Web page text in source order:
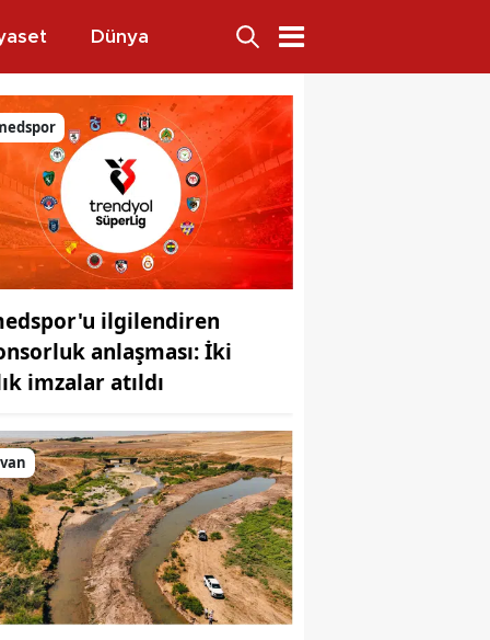
Dünya
mesaisi
ilgilendiren
anlaşması: İki
imzalar atıldı